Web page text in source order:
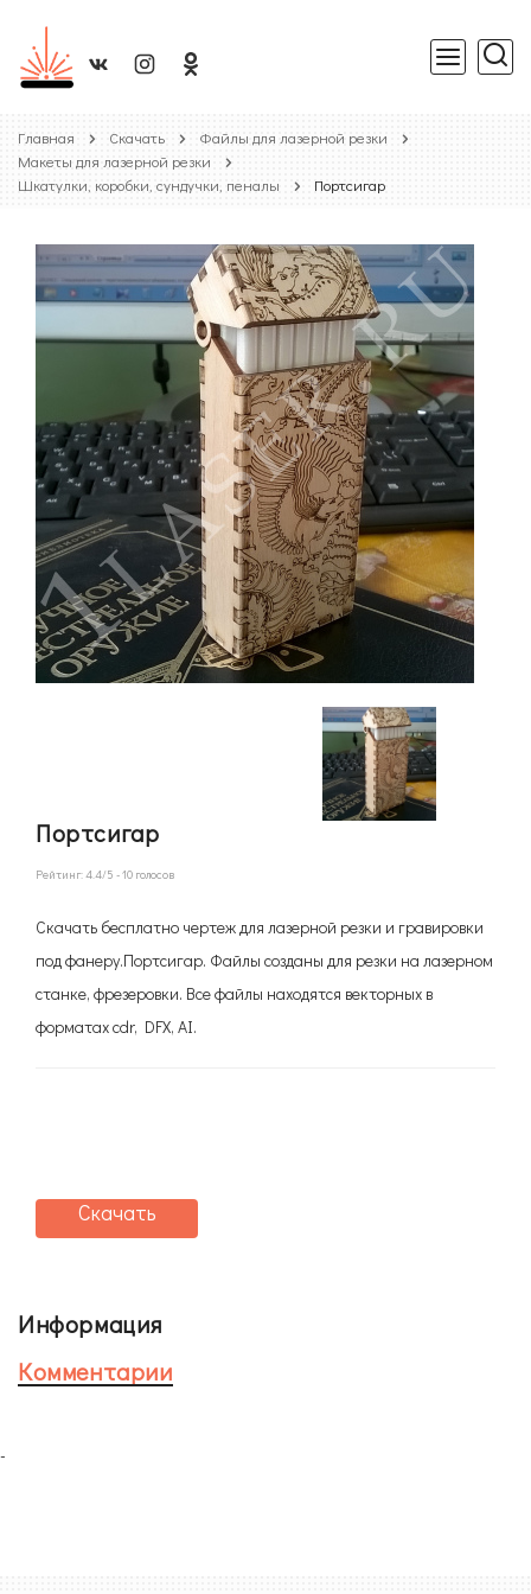
Главная Скачать
Файлы для лазерной резки
Макеты для лазерной резки
Шкатулки, коробки, сундучки, пеналы
Портсигар
Портсигар
Рейтинг:4.4/5 -10 голосов
Скачать бесплатно чертеж для лазерной резки и гравировки
под фанеру.Портсигар. Файлы созданы для резки на лазерном
станке, фрезеровки. Все файлы находятся векторных в
форматах cdr, DFX, AI.
Скачать
Информация
Комментарии
-